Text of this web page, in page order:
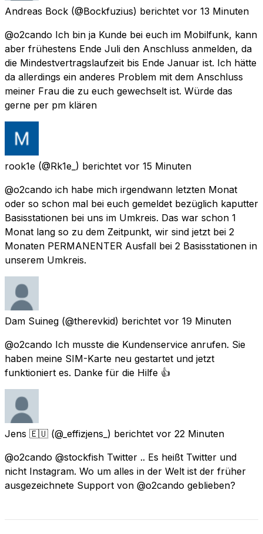
Andreas Bock (@Bockfuzius) berichtet vor 13 Minuten
@o2cando Ich bin ja Kunde bei euch im Mobilfunk, kann
aber frühestens Ende Juli den Anschluss anmelden, da
die Mindestvertragslaufzeit bis Ende Januar ist. Ich hätte
da allerdings ein anderes Problem mit dem Anschluss
meiner Frau die zu euch gewechselt ist. Würde das
gerne per pm klären
rook1e (@Rk1e_) berichtet vor 15 Minuten
@o2cando ich habe mich irgendwann letzten Monat
oder so schon mal bei euch gemeldet bezüglich kaputter
Basisstationen bei uns im Umkreis. Das war schon 1
Monat lang so zu dem Zeitpunkt, wir sind jetzt bei 2
Monaten PERMANENTER Ausfall bei 2 Basisstationen in
unserem Umkreis.
Dam Suineg (@therevkid) berichtet vor 19 Minuten
@o2cando Ich musste die Kundenservice anrufen. Sie
haben meine SIM-Karte neu gestartet und jetzt
funktioniert es. Danke für die Hilfe 👍
Jens 🇪🇺 (@_effizjens_) berichtet vor 22 Minuten
@o2cando @stockfish Twitter .. Es heißt Twitter und
nicht Instagram. Wo um alles in der Welt ist der früher
ausgezeichnete Support von @o2cando geblieben?